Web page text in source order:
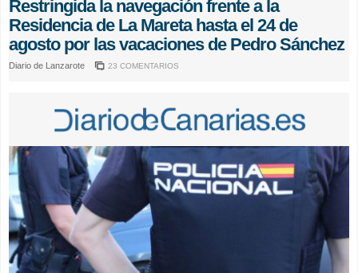
Restringida la navegación frente a la
Residencia de La Mareta hasta el 24 de
agosto por las vacaciones de Pedro Sánchez
Diario de Lanzarote 23 COMENTARIOS